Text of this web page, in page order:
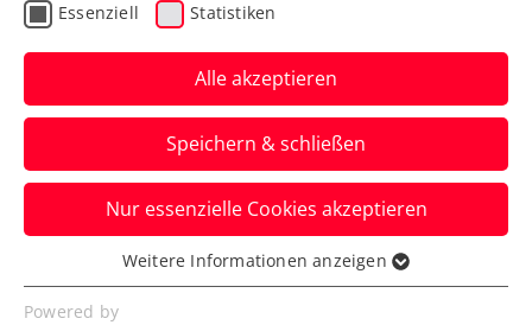
ITF Shanghai: Hipfl
kämpft sich mit
Magenkrämpfen zum
größten Doppeltitel
Im Einzel muss die ÖTV-
Nachwuchshoffnung in China hingegen in
der Vorschlussrunde aufgeben.
Essenziell Statistiken
Alle akzeptieren
Speichern & schließen
Nur essenzielle Cookies akzeptieren
Essenziell
Essenzielle Cookies werden für grundlegende
Weitere Informationen anzeigen
Powered by